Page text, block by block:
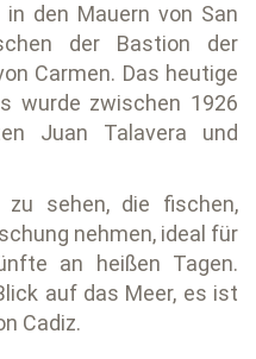
den Mauern von San
der Bastion der
Carmen. Das heutige
wurde zwischen 1926
Juan Talavera und
sehen, die fischen,
nehmen, ideal für
an heißen Tagen.
auf das Meer, es ist
Cadiz.